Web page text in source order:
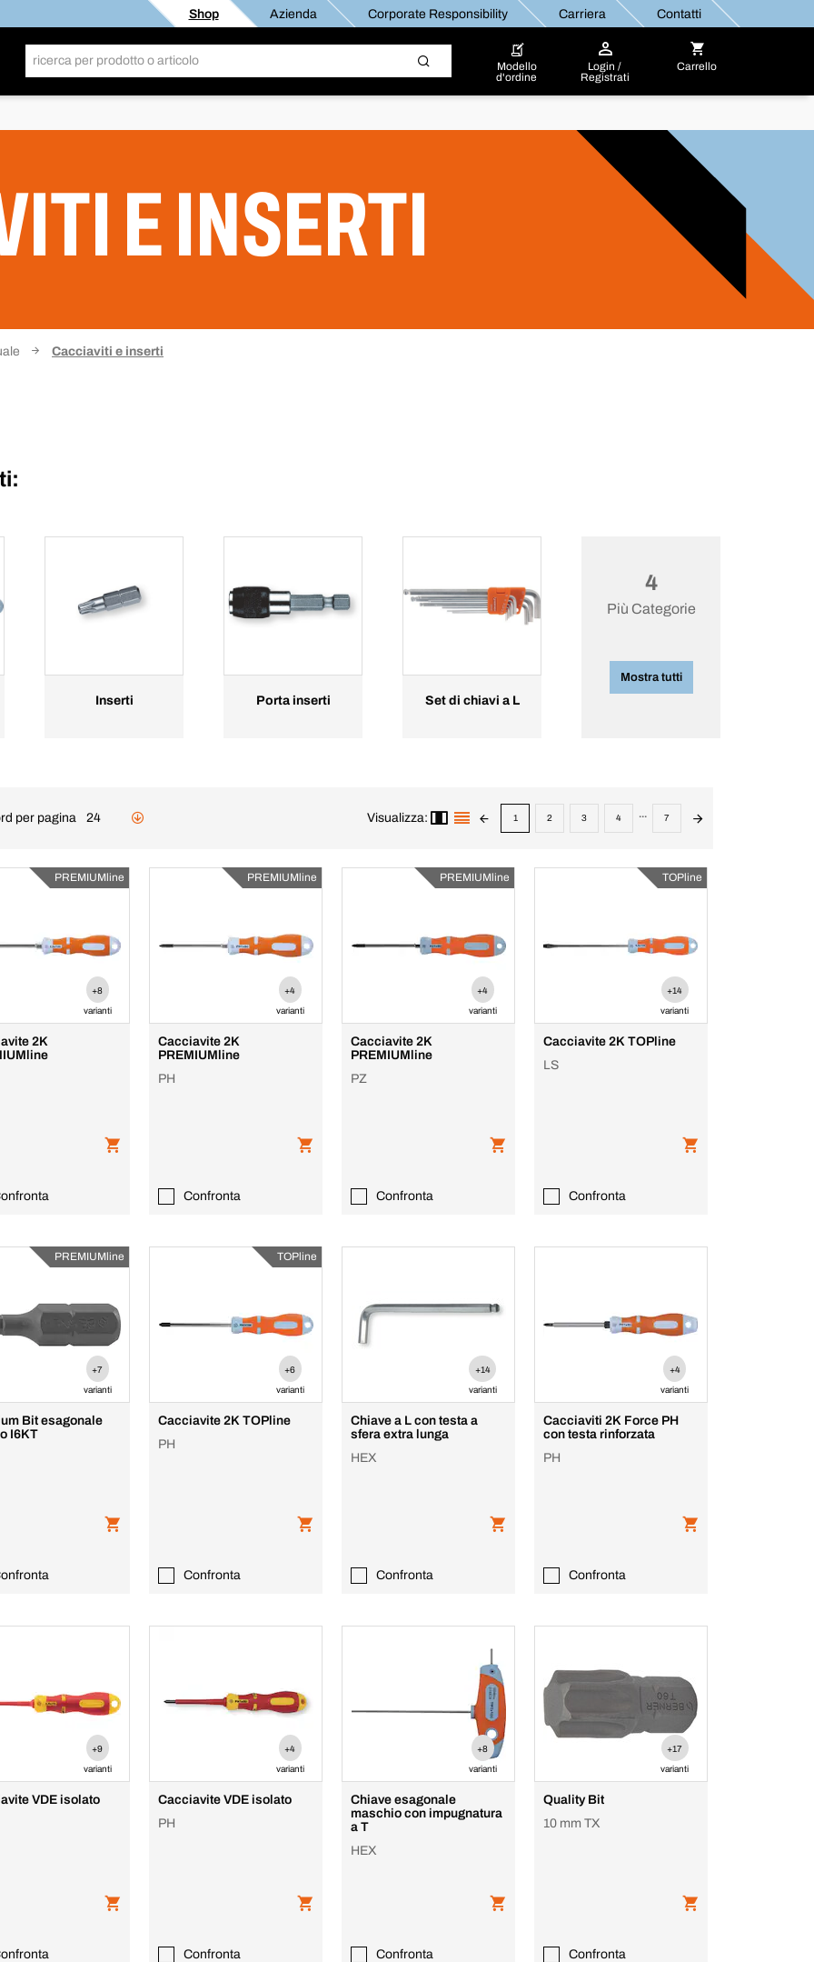
Shop Azienda Corporate Responsibility Carriera Contatti
Modello
d'ordine
Login /
Registrati
Carrello
E INSERTI
Cacciaviti e inserti
Inserti Porta inserti Set di chiavi a L
4
Più Categorie
Mostra tutti
per pagina 24 Visualizza: 1 2 3 4 ... 7
PREMIUMline
+8
varianti
2K
PREMIUMline
+4
varianti
Cacciavite 2K
PREMIUMline
PH
Confronta
PREMIUMline
+4
varianti
Cacciavite 2K
PREMIUMline
PZ
Confronta
TOPline
+14
varianti
Cacciavite 2K TOPline
LS
Confronta
PREMIUMline
+7
varianti
Bit esagonale
I6KT
TOPline
+6
varianti
Cacciavite 2K TOPline
PH
Confronta
+14
varianti
Chiave a L con testa a
sfera extra lunga
HEX
Confronta
+4
varianti
Cacciaviti 2K Force PH
con testa rinforzata
PH
Confronta
+9
varianti
VDE isolato
+4
varianti
Cacciavite VDE isolato
PH
Confronta
+8
varianti
Chiave esagonale
maschio con impugnatura
a T
HEX
Confronta
+17
varianti
Quality Bit
10 mm TX
Confronta